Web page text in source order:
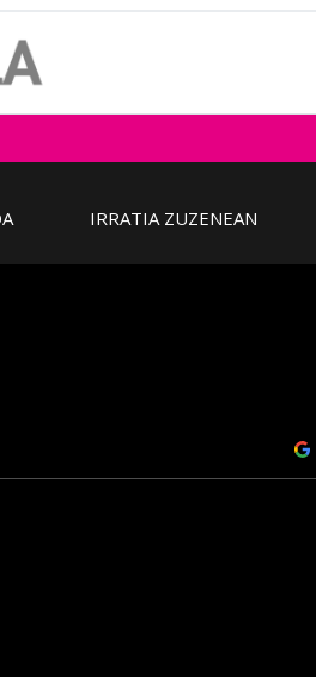
IRRATIA ZUZENEAN